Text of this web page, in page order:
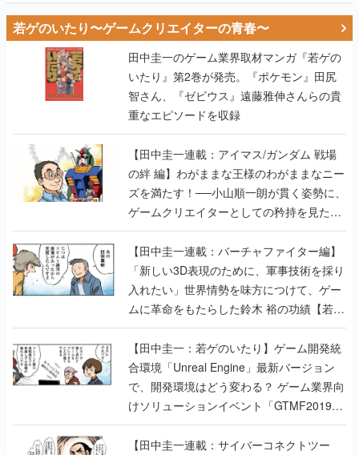
若ゲのいたり〜ゲームクリエイターの青春〜
田中圭一のゲーム業界取材マンガ『若ゲの
いたり』第2巻が発売。『ポケモン』田尻
智さん、『ゼビウス』遠藤雅伸さんらの貴
重なエピソードを収録
【田中圭一連載：アイマス/ガンダム 戦場
の絆 編】わがままな王様のわがままなニー
ズを満たす！──小山順一朗が貫く姿勢に、
ゲームクリエイターとしての矜持を見た
【若ゲのいたり最終回】
【田中圭一連載：バーチャファイター編】
「新しい3D表現のために、軍事技術を採り
入れたい」世界情勢を味方につけて、ゲー
ムに革命をもたらした鈴木 裕の功績【若ゲ
のいたり】
【田中圭一：若ゲのいたり】ゲーム開発統
合環境「Unreal Engine」最新バージョン
で、開発環境はどう変わる？ ゲーム業界向
けソリューションイベント「GTMF2019」
に行って、より理解を深めよう【PR】
【田中圭一連載：サイバーコネクトツー